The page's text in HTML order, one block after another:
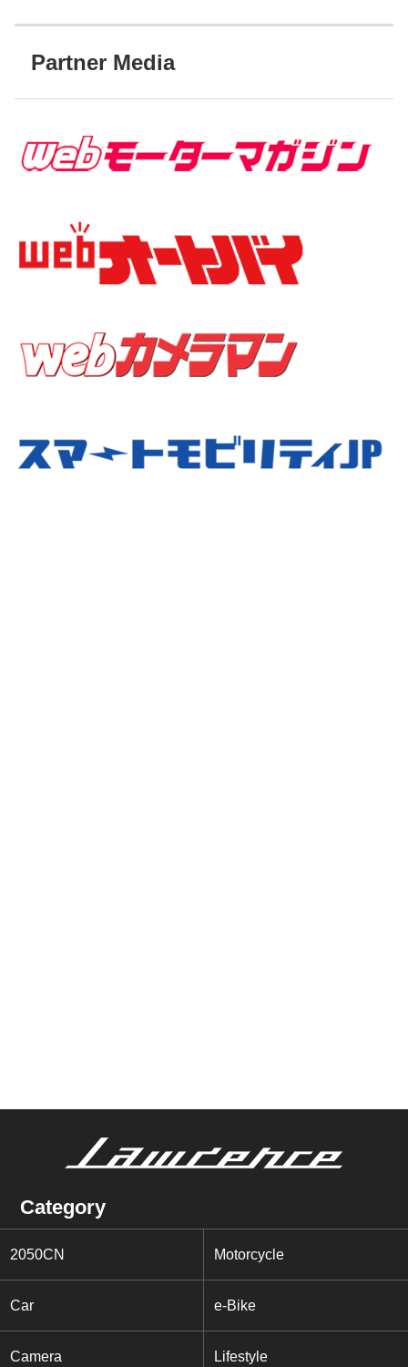
Partner Media
Category
2050CN Motorcycle
Car e-Bike
Camera Lifestyle